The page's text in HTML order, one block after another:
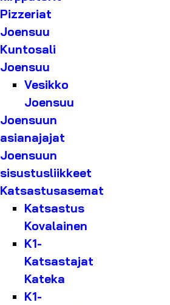
Pizzeriat
Joensuu
Kuntosali
Joensuu
Vesikko
Joensuu
Joensuun
asianajajat
Joensuun
sisustusliikkeet
Katsastusasemat
Katsastus
Kovalainen
K1-
Katsastajat
Kateka
K1-